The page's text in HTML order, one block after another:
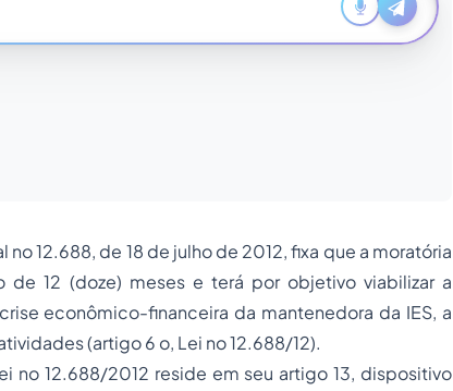
12.688, de 18 de julho de 2012, fixa que a moratória
de 12 (doze) meses e terá por objetivo viabilizar a
econômico-financeira da mantenedora da IES, a
(artigo 6 o, Lei no 12.688/12).
no 12.688/2012 reside em seu artigo 13, dispositivo